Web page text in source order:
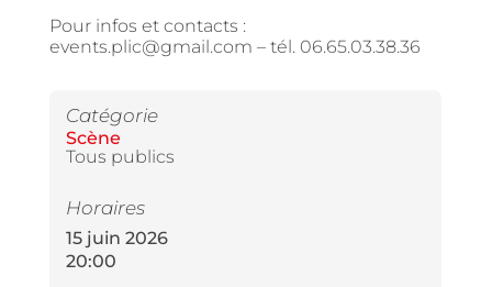
Pour infos et contacts :
events.plic@gmail.com – tél. 06.65.03.38.36
Catégorie
Scène
Tous publics
Horaires
15 juin 2026
20:00